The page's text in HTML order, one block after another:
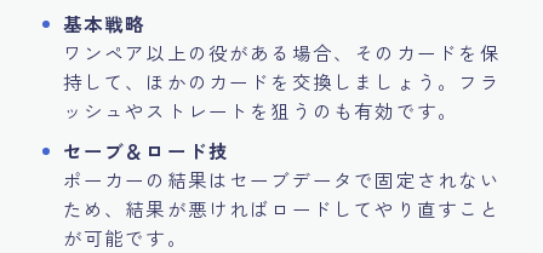
基本戦略
ワンペア以上の役がある場合、そのカードを保
持して、ほかのカードを交換しましょう。フラ
ッシュやストレートを狙うのも有効です。
セーブ＆ロード技
ポーカーの結果はセーブデータで固定されない
ため、結果が悪ければロードしてやり直すこと
が可能です。